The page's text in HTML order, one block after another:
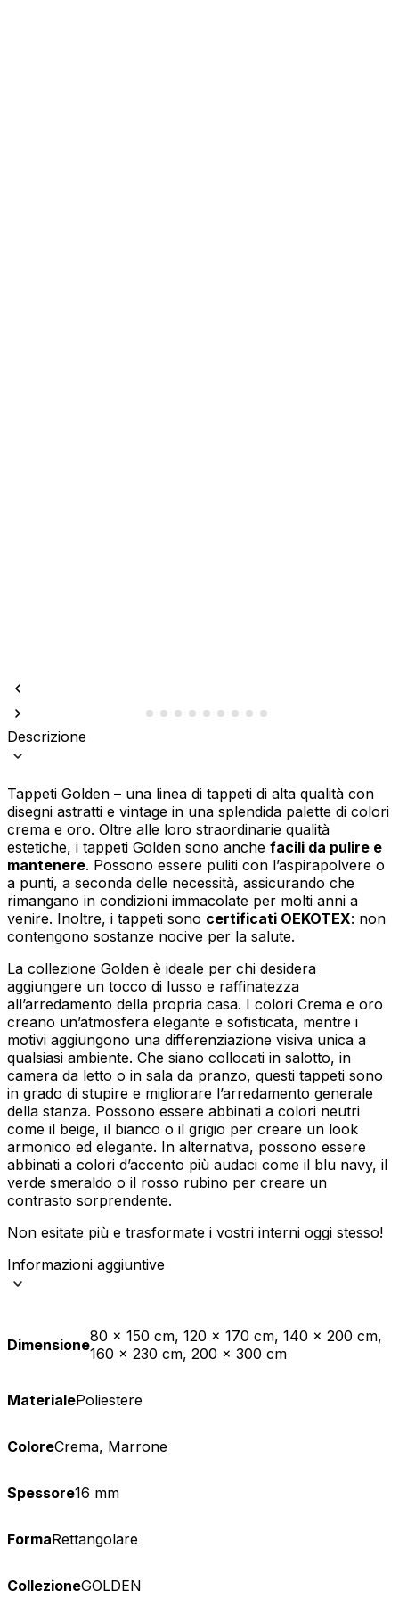
Descrizione
Tappeti Golden – una linea di tappeti di alta qualità con
disegni astratti e vintage in una splendida palette di colori
crema e oro. Oltre alle loro straordinarie qualità
estetiche, i tappeti Golden sono anche facili da pulire e
mantenere. Possono essere puliti con l’aspirapolvere o
a punti, a seconda delle necessità, assicurando che
rimangano in condizioni immacolate per molti anni a
venire. Inoltre, i tappeti sono certificati OEKOTEX: non
contengono sostanze nocive per la salute.
La collezione Golden è ideale per chi desidera
aggiungere un tocco di lusso e raffinatezza
all’arredamento della propria casa. I colori Crema e oro
creano un’atmosfera elegante e sofisticata, mentre i
motivi aggiungono una differenziazione visiva unica a
qualsiasi ambiente. Che siano collocati in salotto, in
camera da letto o in sala da pranzo, questi tappeti sono
in grado di stupire e migliorare l’arredamento generale
della stanza. Possono essere abbinati a colori neutri
come il beige, il bianco o il grigio per creare un look
armonico ed elegante. In alternativa, possono essere
abbinati a colori d’accento più audaci come il blu navy, il
verde smeraldo o il rosso rubino per creare un
contrasto sorprendente.
Non esitate più e trasformate i vostri interni oggi stesso!
Informazioni aggiuntive
Dimensione80 x 150 cm, 120 x 170 cm, 140 x 200 cm,
160 x 230 cm, 200 x 300 cm
MaterialePoliestere
ColoreCrema, Marrone
Spessore16 mm
FormaRettangolare
CollezioneGOLDEN